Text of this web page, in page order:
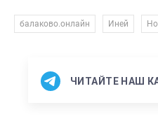
балаково.онлайн Иней
ЧИТАЙТЕ НАШ